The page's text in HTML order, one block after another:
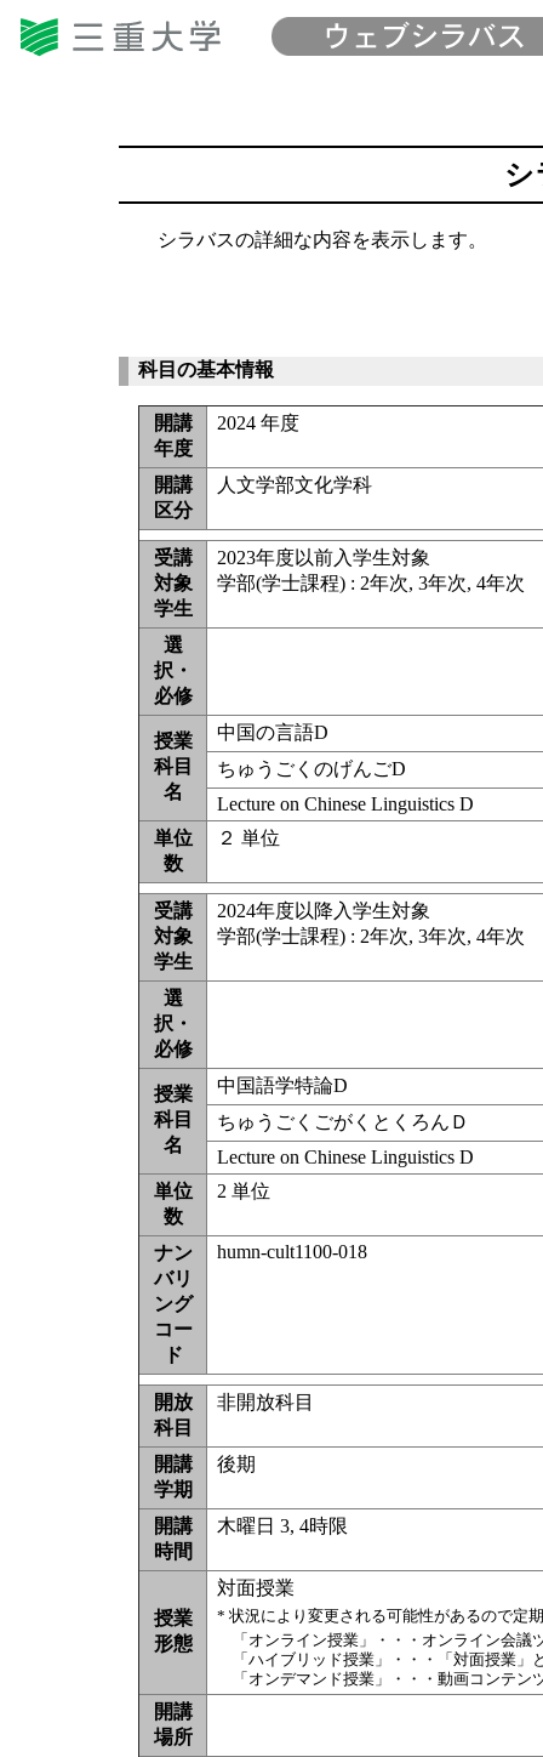
シ
シラバスの詳細な内容を表示します。
科目の基本情報
開講
年度
2024 年度
開講
区分
人文学部文化学科
受講
対象
学生
2023年度以前入学生対象
学部(学士課程) : 2年次, 3年次, 4年次
選
択・
必修
授業
科目
名
中国の言語D
ちゅうごくのげんごD
Lecture on Chinese Linguistics D
単位
数
２ 単位
受講
対象
学生
2024年度以降入学生対象
学部(学士課程) : 2年次, 3年次, 4年次
選
択・
必修
授業
科目
名
中国語学特論D
ちゅうごくごがくとくろんＤ
Lecture on Chinese Linguistics D
単位
数
2 単位
ナン
バリ
ング
コー
ド
humn-cult1100-018
開放
科目
非開放科目
開講
学期
後期
開講
時間
木曜日 3, 4時限
授業
形態
対面授業
* 状況により変更される可能性があるので定
「オンライン授業」・・・オンライン会
「ハイブリッド授業」・・・「対面授業
「オンデマンド授業」・・・動画コンテ
開講
場所